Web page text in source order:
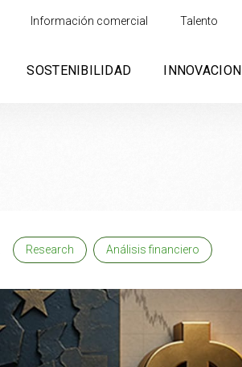
Información comercial Talento
SOSTENIBILIDAD INNOVACION
Research Análisis financiero